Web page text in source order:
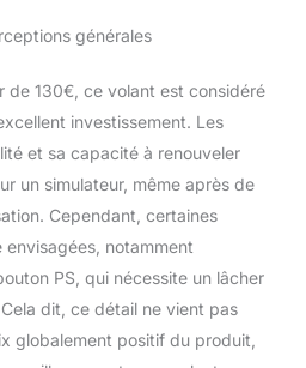
Thrustmaster.
générales
de 130€, ce volant est considéré
investissement. Les
et sa capacité à renouveler
un simulateur, même après de
Cependant, certaines
notamment
PS, qui nécessite un lâcher
dit, ce détail ne vient pas
globalement positif du produit,